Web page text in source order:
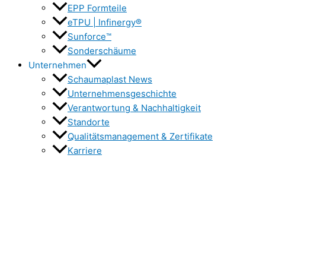
EPP Formteile
eTPU | Infinergy®
Sunforce™
Sonderschäume
Unternehmen
Schaumaplast News
Unternehmensgeschichte
Verantwortung & Nachhaltigkeit
Standorte
Qualitätsmanagement & Zertifikate
Karriere